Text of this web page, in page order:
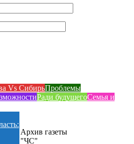
Vs СибирьПроблемы
Ради будущегоСемья и
Архив газеты
"ЧС"